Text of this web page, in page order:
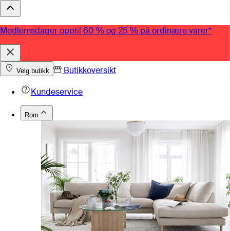
Medlemsdager opptil 60 % og 25 % på ordinære varer*
Velg butikk
Butikkoversikt
Kundeservice
Rom